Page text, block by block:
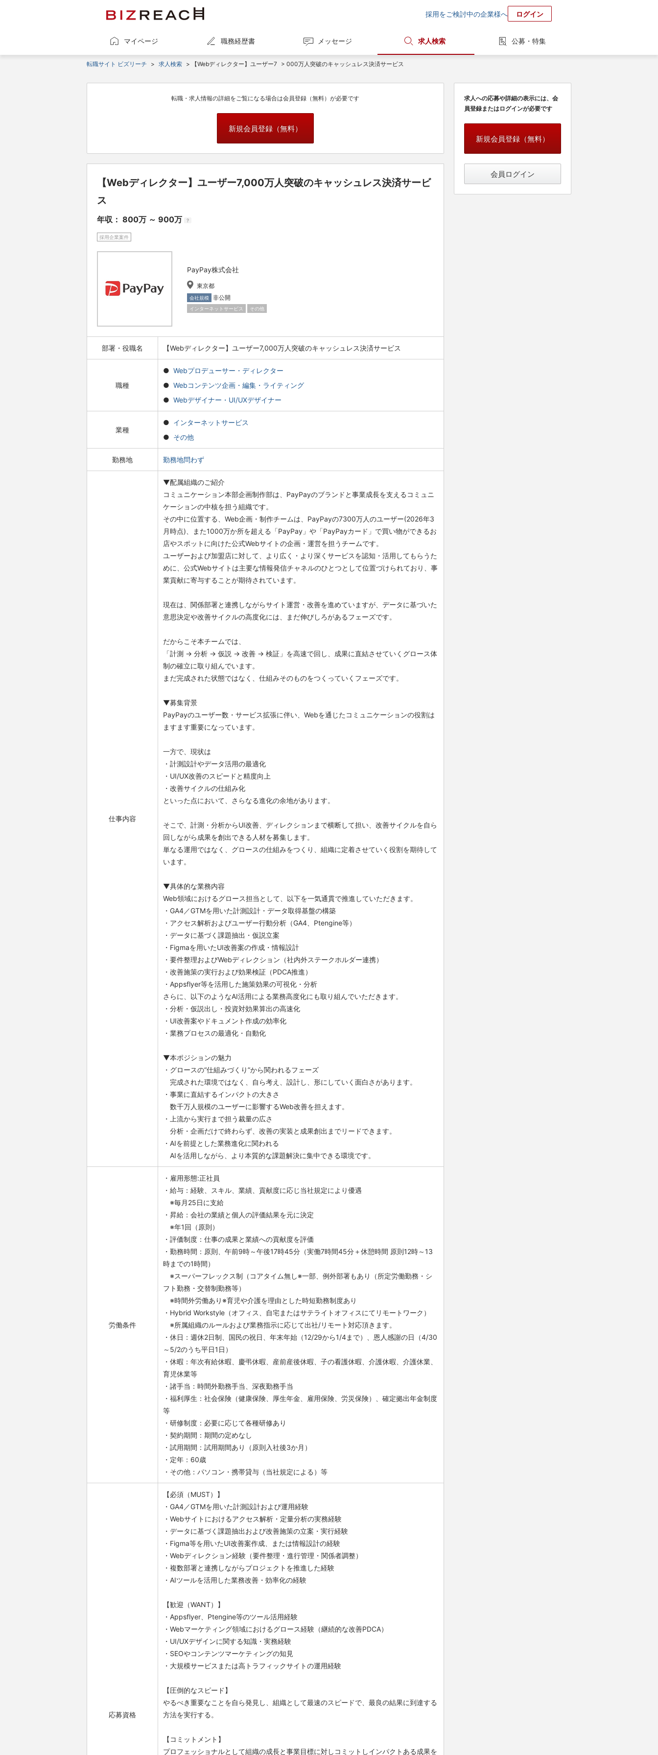
採用をご検討中の企業様へ ログイン
マイページ 職務経歴書 メッセージ 求人検索 公募・特集
転職サイト ビズリーチ > 求人検索 > 【Webディレクター】ユーザー7 > 000万人突破のキャッシュレス決済サービス
転職・求人情報の詳細をご覧になる場合は会員登録（無料）が必要です
新規会員登録（無料）
【Webディレクター】ユーザー7,000万人突破のキャッシュレス決済サービ
ス
年収： 800万 ～ 900万 ?
採用企業案件
PayPay株式会社
東京都
会社規模 非公開
インターネットサービス その他
部署・役職名 【Webディレクター】ユーザー7,000万人突破のキャッシュレス決済サービス
職種
Webプロデューサー・ディレクター
Webコンテンツ企画・編集・ライティング
Webデザイナー・UI/UXデザイナー
業種
インターネットサービス
その他
勤務地 勤務地問わず
仕事内容
▼配属組織のご紹介
コミュニケーション本部企画制作部は、PayPayのブランドと事業成長を支えるコミュニ
ケーションの中核を担う組織です。
その中に位置する、Web企画・制作チームは、PayPayの7300万人のユーザー(2026年3
月時点)、また1000万か所を超える「PayPay」や「PayPayカード」で買い物ができるお
店やスポットに向けた公式Webサイトの企画・運営を担うチームです。
ユーザーおよび加盟店に対して、より広く・より深くサービスを認知・活用してもらうた
めに、公式Webサイトは主要な情報発信チャネルのひとつとして位置づけられており、事
業貢献に寄与することが期待されています。
現在は、関係部署と連携しながらサイト運営・改善を進めていますが、データに基づいた
意思決定や改善サイクルの高度化には、まだ伸びしろがあるフェーズです。
だからこそ本チームでは、
「計測 → 分析 → 仮説 → 改善 → 検証」を高速で回し、成果に直結させていくグロース体
制の確立に取り組んでいます。
まだ完成された状態ではなく、仕組みそのものをつくっていくフェーズです。
▼募集背景
PayPayのユーザー数・サービス拡張に伴い、Webを通じたコミュニケーションの役割は
ますます重要になっています。
一方で、現状は
・計測設計やデータ活用の最適化
・UI/UX改善のスピードと精度向上
・改善サイクルの仕組み化
といった点において、さらなる進化の余地があります。
そこで、計測・分析からUI改善、ディレクションまで横断して担い、改善サイクルを自ら
回しながら成果を創出できる人材を募集します。
単なる運用ではなく、グロースの仕組みをつくり、組織に定着させていく役割を期待して
います。
▼具体的な業務内容
Web領域におけるグロース担当として、以下を一気通貫で推進していただきます。
・GA4／GTMを用いた計測設計・データ取得基盤の構築
・アクセス解析およびユーザー行動分析（GA4、Ptengine等）
・データに基づく課題抽出・仮説立案
・Figmaを用いたUI改善案の作成・情報設計
・要件整理およびWebディレクション（社内外ステークホルダー連携）
・改善施策の実行および効果検証（PDCA推進）
・Appsflyer等を活用した施策効果の可視化・分析
さらに、以下のようなAI活用による業務高度化にも取り組んでいただきます。
・分析・仮説出し・投資対効果算出の高速化
・UI改善案やドキュメント作成の効率化
・業務プロセスの最適化・自動化
▼本ポジションの魅力
・グロースの“仕組みづくり”から関われるフェーズ
完成された環境ではなく、自ら考え、設計し、形にしていく面白さがあります。
・事業に直結するインパクトの大きさ
数千万人規模のユーザーに影響するWeb改善を担えます。
・上流から実行まで担う裁量の広さ
分析・企画だけで終わらず、改善の実装と成果創出までリードできます。
・AIを前提とした業務進化に関われる
AIを活用しながら、より本質的な課題解決に集中できる環境です。
労働条件
・雇用形態:正社員
・給与：経験、スキル、業績、貢献度に応じ当社規定により優遇
※毎月25日に支給
・昇給：会社の業績と個人の評価結果を元に決定
※年1回（原則）
・評価制度：仕事の成果と業績への貢献度を評価
・勤務時間：原則、午前9時～午後17時45分（実働7時間45分＋休憩時間 原則12時～13
時までの1時間）
※スーパーフレックス制（コアタイム無し※一部、例外部署もあり（所定労働勤務・シ
フト勤務・交替制勤務等）
※時間外労働あり※育児や介護を理由とした時短勤務制度あり
・Hybrid Workstyle（オフィス、自宅またはサテライトオフィスにてリモートワーク）
※所属組織のルールおよび業務指示に応じて出社/リモート対応頂きます。
・休日：週休2日制、国民の祝日、年末年始（12/29から1/4まで）、恩人感謝の日（4/30
～5/2のうち平日1日）
・休暇：年次有給休暇、慶弔休暇、産前産後休暇、子の看護休暇、介護休暇、介護休業、
育児休業等
・諸手当：時間外勤務手当、深夜勤務手当
・福利厚生：社会保険（健康保険、厚生年金、雇用保険、労災保険）、確定拠出年金制度
等
・研修制度：必要に応じて各種研修あり
・契約期間：期間の定めなし
・試用期間：試用期間あり（原則入社後3か月）
・定年：60歳
・その他：パソコン・携帯貸与（当社規定による）等
応募資格
【必須（MUST）】
・GA4／GTMを用いた計測設計および運用経験
・Webサイトにおけるアクセス解析・定量分析の実務経験
・データに基づく課題抽出および改善施策の立案・実行経験
・Figma等を用いたUI改善案作成、または情報設計の経験
・Webディレクション経験（要件整理・進行管理・関係者調整）
・複数部署と連携しながらプロジェクトを推進した経験
・AIツールを活用した業務改善・効率化の経験
【歓迎（WANT）】
・Appsflyer、Ptengine等のツール活用経験
・Webマーケティング領域におけるグロース経験（継続的な改善PDCA）
・UI/UXデザインに関する知識・実務経験
・SEOやコンテンツマーケティングの知見
・大規模サービスまたは高トラフィックサイトの運用経験
【圧倒的なスピード】
やるべき重要なことを自ら発見し、組織として最速のスピードで、最良の結果に到達する
方法を実行する。
【コミットメント】
プロフェッショナルとして組織の成長と事業目標に対しコミットしインパクトある成果を
求人への応募や詳細の表示には、会
員登録またはログインが必要です
新規会員登録（無料）
会員ログイン